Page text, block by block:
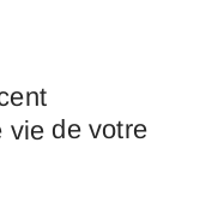
vie de votre